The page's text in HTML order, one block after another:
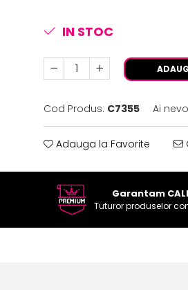
IN STOC
Cod Produs: C7355 Ai
Adauga la Favorite
Garantam
Tuturor produselor